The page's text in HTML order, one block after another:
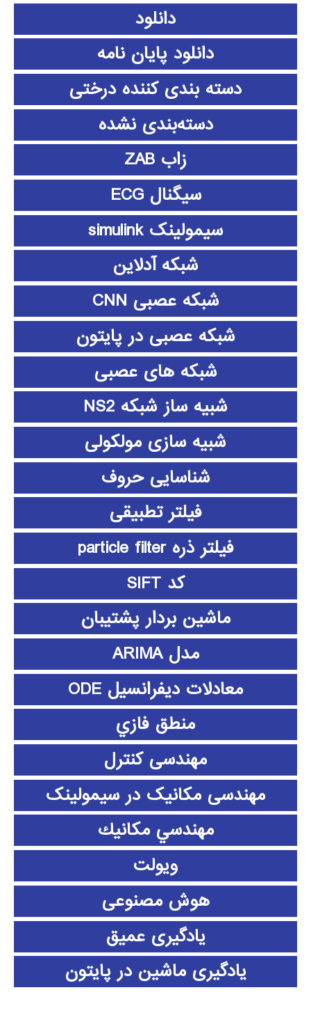
دانلود
دانلود پايان نامه
دسته بندی کننده درختی
دسته‌بندی نشده
زاب ZAB
سیگنال ECG
سیمولینک simulink
شبکه آدلاین
شبکه عصبی CNN
شبکه عصبی در پایتون
شبکه های عصبی
شبیه ساز شبکه NS2
شبیه سازی مولکولی
شناسایی حروف
فیلتر تطبیقی
فیلتر ذره particle filter
کد SIFT
ماشین بردار پشتیبان
مدل ARIMA
معادلات دیفرانسیل ODE
منطق فازي
مهندسی کنترل
مهندسی مکانیک در سیمولینک
مهندسي مكانيك
ویولت
هوش مصنوعی
یادگیری عمیق
یادگیری ماشین در پایتون